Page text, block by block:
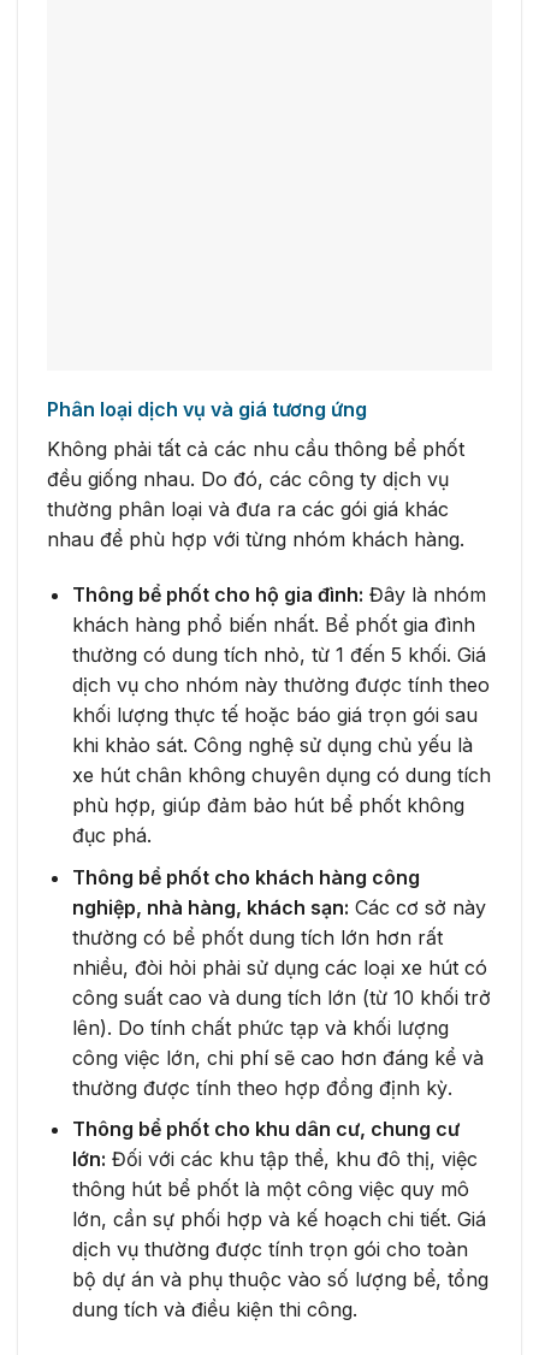
Phân loại dịch vụ và giá tương ứng
Không phải tất cả các nhu cầu thông bể phốt
đều giống nhau. Do đó, các công ty dịch vụ
thường phân loại và đưa ra các gói giá khác
nhau để phù hợp với từng nhóm khách hàng.
Thông bể phốt cho hộ gia đình: Đây là nhóm
khách hàng phổ biến nhất. Bể phốt gia đình
thường có dung tích nhỏ, từ 1 đến 5 khối. Giá
dịch vụ cho nhóm này thường được tính theo
khối lượng thực tế hoặc báo giá trọn gói sau
khi khảo sát. Công nghệ sử dụng chủ yếu là
xe hút chân không chuyên dụng có dung tích
phù hợp, giúp đảm bảo hút bể phốt không
đục phá.
Thông bể phốt cho khách hàng công
nghiệp, nhà hàng, khách sạn: Các cơ sở này
thường có bể phốt dung tích lớn hơn rất
nhiều, đòi hỏi phải sử dụng các loại xe hút có
công suất cao và dung tích lớn (từ 10 khối trở
lên). Do tính chất phức tạp và khối lượng
công việc lớn, chi phí sẽ cao hơn đáng kể và
thường được tính theo hợp đồng định kỳ.
Thông bể phốt cho khu dân cư, chung cư
lớn: Đối với các khu tập thể, khu đô thị, việc
thông hút bể phốt là một công việc quy mô
lớn, cần sự phối hợp và kế hoạch chi tiết. Giá
dịch vụ thường được tính trọn gói cho toàn
bộ dự án và phụ thuộc vào số lượng bể, tổng
dung tích và điều kiện thi công.